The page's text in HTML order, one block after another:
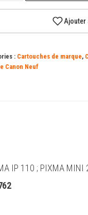
Ajouter
: Cartouches de marque,
Canon Neuf
IP 110 ; PIXMA MINI